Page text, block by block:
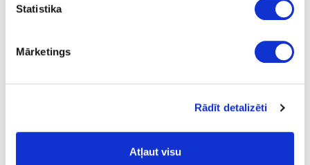
Statistika
Mārketings
Rādīt detalizēti
Atļaut visu
Hotmelt PUR adhesive in cartridge
0.32